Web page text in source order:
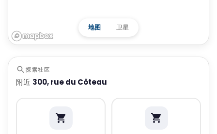
地图 卫星
探索社区
附近 300, rue du Côteau